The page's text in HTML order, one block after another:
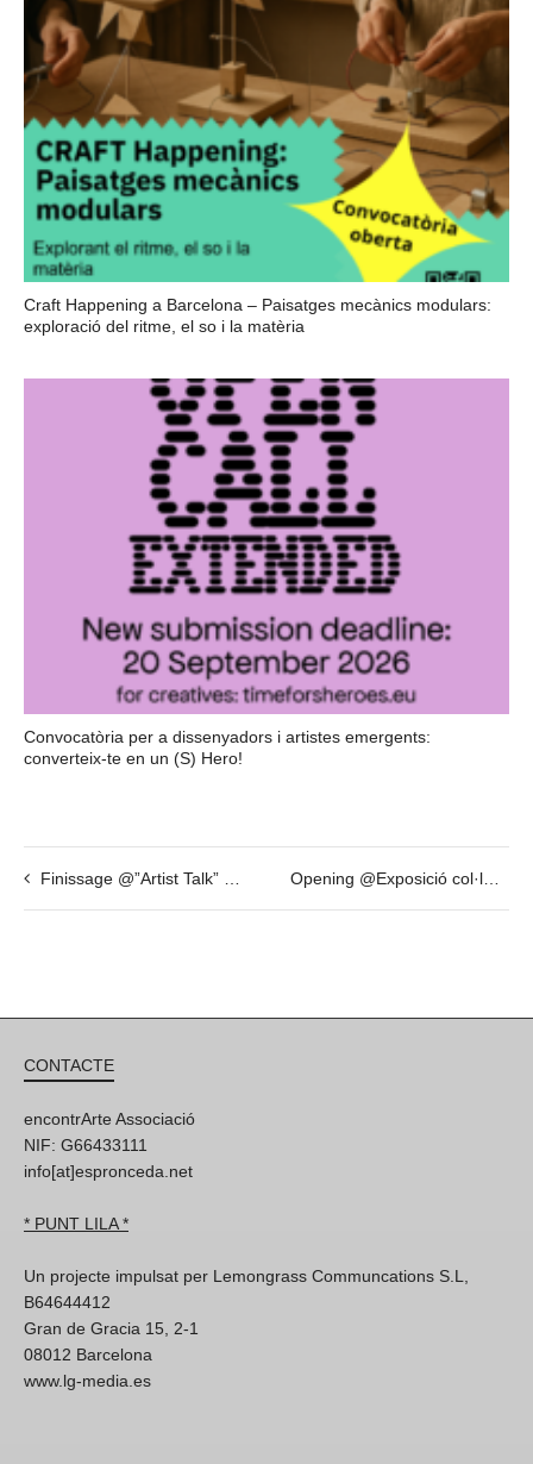
Craft Happening a Barcelona – Paisatges mecànics modulars:
exploració del ritme, el so i la matèria
Convocatòria per a dissenyadors i artistes emergents:
converteix-te en un (S) Hero!
Finissage @”Artist Talk” amb Römer + Römer, Alejandro Martín – 4 de Maig – 20h
CONTACTE
encontrArte Associació
NIF: G66433111
info[at]espronceda.net
* PUNT LILA *
Un projecte impulsat per Lemongrass Communcations S.L,
B64644412
Gran de Gracia 15, 2-1
08012 Barcelona
www.lg-media.es